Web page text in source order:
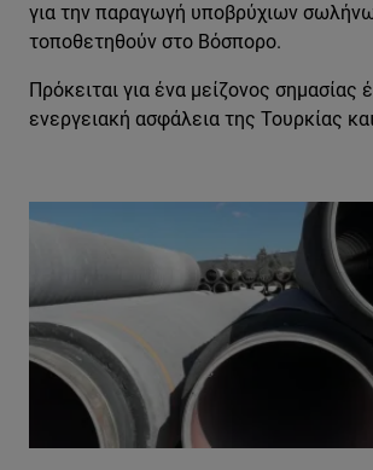
για την παραγωγή υποβρύχιων
τοποθετηθούν στο Βόσπορο.
Πρόκειται για ένα μείζονος σημασίας
ενεργειακή ασφάλεια της Τουρκίας